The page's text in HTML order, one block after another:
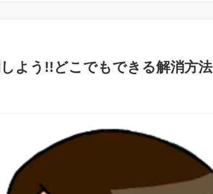
よう!!どこでもできる解消方法